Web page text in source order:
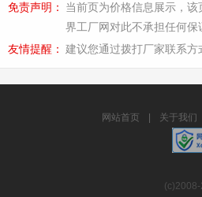
免责声明：
当前页为价格信息展示，
界工厂网对此不承担任何保
友情提醒： 建议您通过拨打厂家联系
网站首页 关于我们